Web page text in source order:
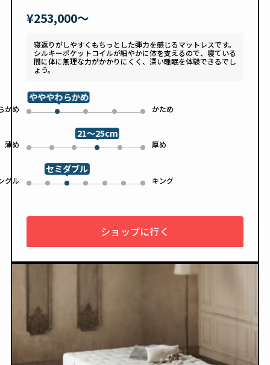
¥253,000〜
寝返りがしやすくもちっとした弾力を感じるマットレスです。
シルキーポケットコイルが細やかに体を支えるので、寝ている
間に体に無理な力がかかりにくく、深い睡眠を体験できるでし
ょう。
かめ 0 1
やややわらかめ
2 3 かため
4
薄め 0 1 2 3
21～25cm
4 厚め
5
グル 0 1 2
セミダブル
3 4 5 キング
6
ショップに行く